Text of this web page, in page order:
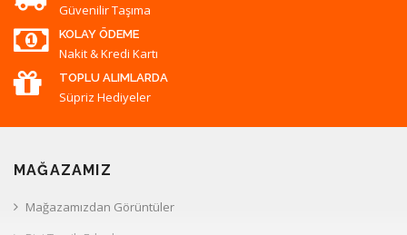
Güvenilir Taşıma
KOLAY ÖDEME
Nakit & Kredi Kartı
TOPLU ALIMLARDA
Süpriz Hediyeler
MAĞAZAMIZ
Mağazamızdan Görüntüler